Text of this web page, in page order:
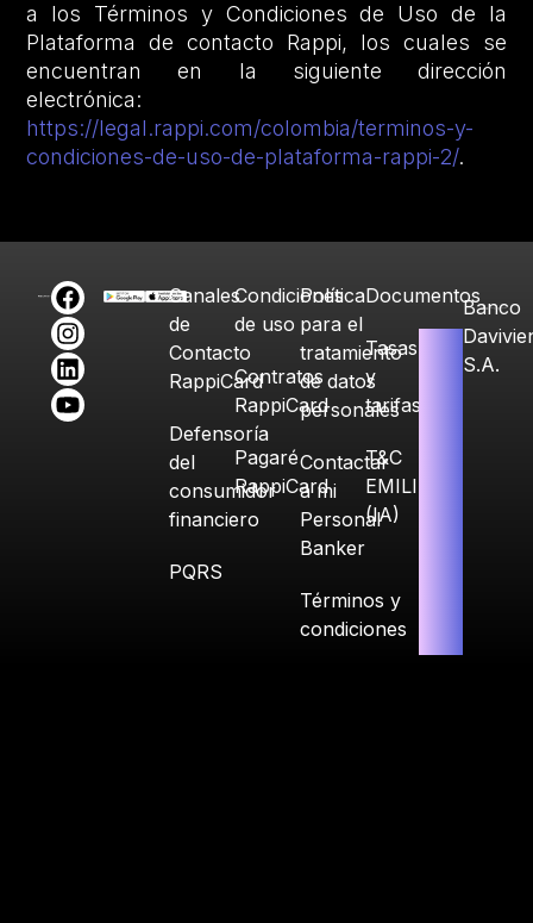
a los Términos y Condiciones de Uso de la
Plataforma de contacto Rappi, los cuales se
encuentran en la siguiente dirección
electrónica:
https://legal.rappi.com/colombia/terminos-y-
condiciones-de-uso-de-plataforma-rappi-2/.
Canales
de
Contacto
RappiCard
Defensoría
del
consumidor
financiero
PQRS
Condiciones
de uso
Contratos
RappiCard
Pagaré
RappiCard
Política
para el
tratamiento
de datos
personales
Contactar
a mi
Personal
Banker
Términos y
condiciones
Documentos
Tasas
y
tarifas
T&C
EMILIA
(IA)
Banco
S.A.